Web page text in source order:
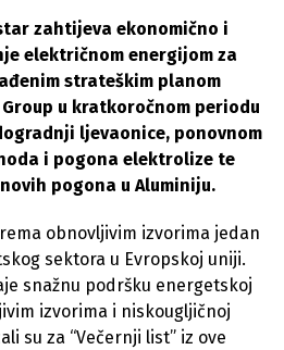
zahtijeva ekonomično i
električnom energijom za
strateškim planom
Group u kratkoročnom periodu
ljevaonice, ponovnom
i pogona elektrolize te
pogona u Aluminiju.
obnovljivim izvorima jedan
sektora u Evropskoj uniji.
snažnu podršku energetskoj
izvorima i niskougljičnoj
su za “Večernji list” iz ove